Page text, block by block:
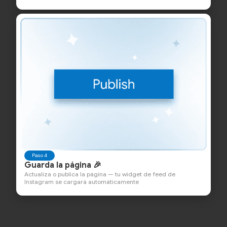
Paso 4
Guarda la página 🎉
Actualiza o publica la página — tu widget de feed de
Instagram se cargará automáticamente